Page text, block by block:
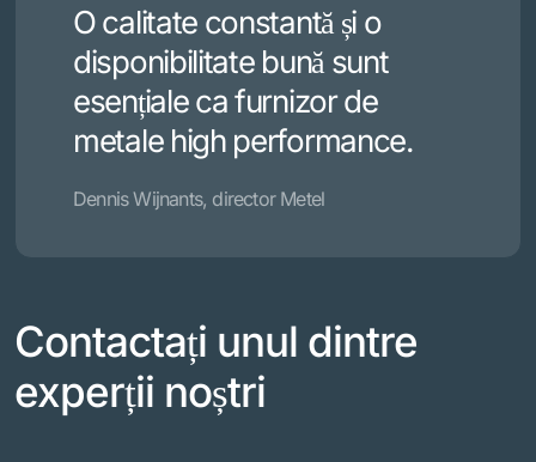
O calitate constantă și o
disponibilitate bună sunt
esențiale ca furnizor de
metale high performance.
Dennis Wijnants, director Metel
Contactați unul dintre
experții noștri